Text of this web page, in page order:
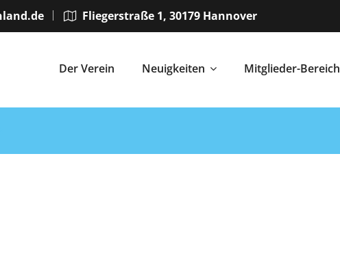
Fliegerstraße 1, 30179 Hannover
Der Verein Neuigkeiten Mitglieder-Bereich